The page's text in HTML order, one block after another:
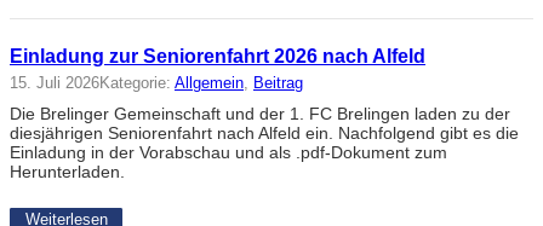
Einladung zur Seniorenfahrt 2026 nach Alfeld
15. Juli 2026Kategorie: Allgemein Beitrag
Die Brelinger Gemeinschaft und der 1. FC Brelingen laden zu der
diesjährigen Seniorenfahrt nach Alfeld ein. Nachfolgend gibt es die
Einladung in der Vorabschau und als .pdf-Dokument zum
Herunterladen.
Weiterlesen